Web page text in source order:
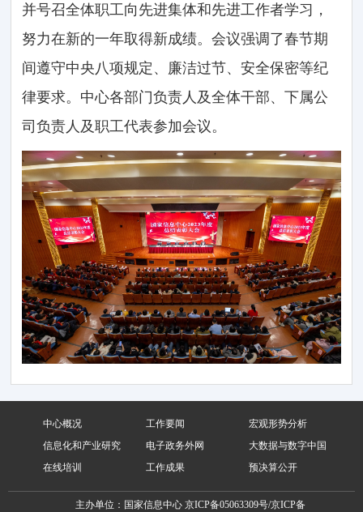
并号召全体职工向先进集体和先进工作者学习，
努力在新的一年取得新成绩。会议强调了春节期
间遵守中央八项规定、廉洁过节、安全保密等纪
律要求。中心各部门负责人及全体干部、下属公
司负责人及职工代表参加会议。
中心概况 工作要闻
宏观形势分析
信息化和产业研究
电子政务外网
大数据与数字中国
在线培训
工作成果 预决算公开
主办单位：国家信息中心京ICP备05063309号/京ICP备